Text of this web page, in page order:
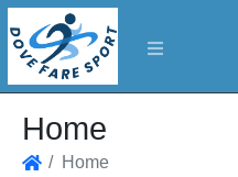
Home
Home